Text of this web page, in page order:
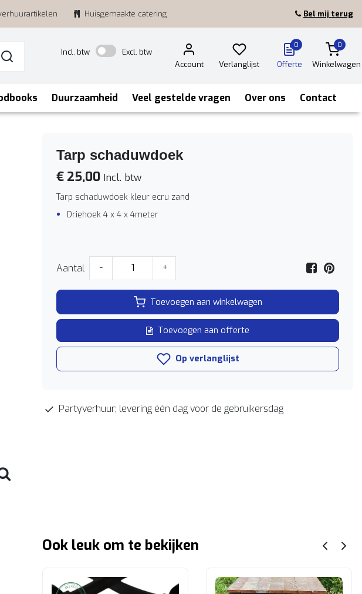
Huisgemaakte catering Bel mij terug
Incl. btw
Excl. btw
Account
Verlanglijst
0
Offerte
0
Winkelwagen
Duurzaamheid Veel gestelde vragen Over ons Contact
Tarp schaduwdoek
€ 25,00 Incl. btw
Tarp schaduwdoek kleur ecru zand
Driehoek 4 x 4 x 4meter
Aantal - +
Toevoegen aan winkelwagen
Toevoegen aan offerte
Op verlanglijst
Partyverhuur; levering één dag voor de gebruikersdag
Ook leuk om te bekijken